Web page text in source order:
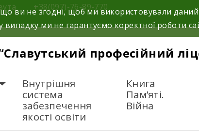
+38(097)-76-89-770
професійний
Внутрішня
система
забезпечення
якості освіти
Книга
Пам’яті.
Війна
в дії: як пройшов наш воркшоп
ви не згодні, щоб ми використовували
ми не гарантуємо коректної роботи